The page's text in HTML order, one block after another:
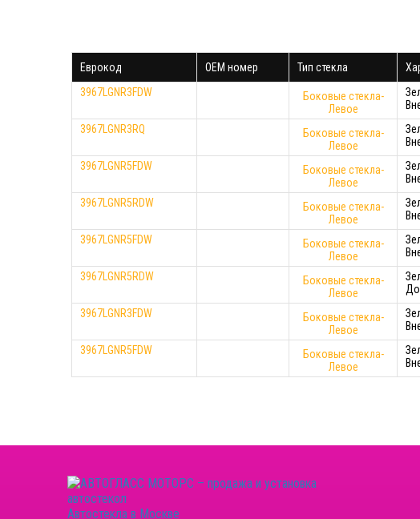
цену нашли стекло Мы
предоставляем вам стекло
того же производителя…
Еврокод OEM номер Тип стекла
3967LGNR3FDW
Боковые стекла-
Левое
3967LGNR3RQ
Боковые стекла-
Левое
3967LGNR5FDW
Боковые стекла-
Левое
3967LGNR5RDW
Боковые стекла-
Левое
3967LGNR5FDW
Боковые стекла-
Левое
3967LGNR5RDW
Боковые стекла-
Левое
3967LGNR3FDW
Боковые стекла-
Левое
3967LGNR5FDW
Боковые стекла-
Левое
Автостекла в Москве